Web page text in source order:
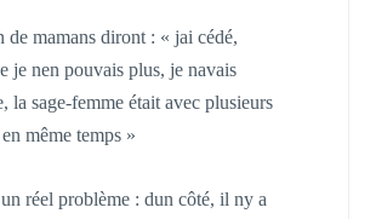
de mamans diront : « jai cédé,
je nen pouvais plus, je navais
la sage-femme était avec plusieurs
même temps »
réel problème : dun côté, il ny a